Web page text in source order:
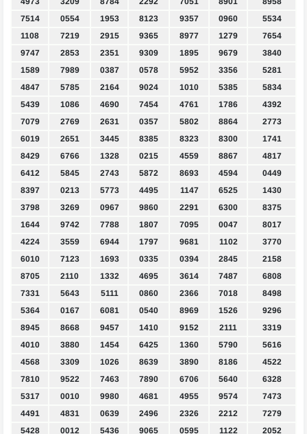
7514
0554 1953 8123 9357 0960
5534
1108
7219 2915 9365 8977 1279
7654
9747
2853 2351 9309 1895 9679
3840
1589
7989 0387 0578 5952 3356
5281
4847
5785 2164 9024 1010 5385
5834
5439
1086 4690 7454 4761 1786
4392
7079
2769 2631 0357 5802 8864
2773
6019
2651 3445 8385 8323 8300
1741
8429
6766 1328 0215 4559 8867
4817
6412
5845 2743 5872 8693 4594
0449
8397
0213 5773 4495 1147 6525
1430
3798
3269 0967 9860 2291 6300
8375
1644
9742 7788 1807 7095 0047
8017
4224
3559 6944 1797 9681 1102
3770
6010
7123 1693 0335 0394 2845
2158
8705
2110 1332 4695 3614 7487
6808
7331
5643 5111 0860 2366 7018
8498
5364
0167 6081 0540 8969 1526
9296
8945
8668 9457 1410 9152 2111
3319
4010
3880 1454 6425 1360 5790
5616
4568
3309 1026 8639 3890 8186
4522
7810
9522 7463 7890 6706 5640
6328
5317
0010 9980 4681 4955 9574
7473
4491
4831 0639 2496 2326 2212
7279
5428
0012 5436 9065 0595 1122 2052